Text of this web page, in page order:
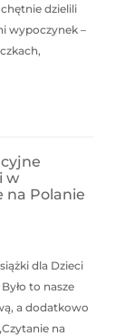
dzielili
wypoczynek –
w
na Polanie
dla Dzieci
to nasze
a dodatkowo
na